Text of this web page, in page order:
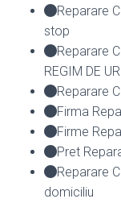
Reparare
stop
Reparare
REGIM DE
Reparare
Firma
Firme
Pret
Reparare
domiciliu